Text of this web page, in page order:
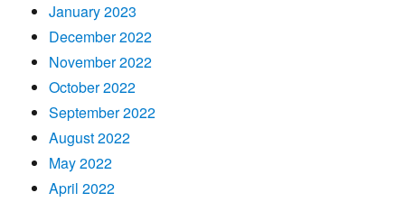
January 2023
December 2022
November 2022
October 2022
September 2022
August 2022
May 2022
April 2022